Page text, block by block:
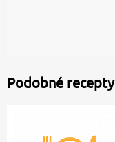
Podobné recepty